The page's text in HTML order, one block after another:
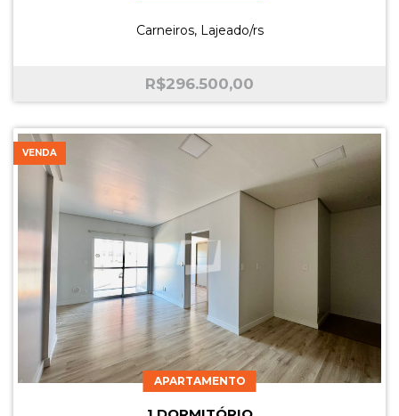
Carneiros, Lajeado/rs
R$296.500,00
VENDA
APARTAMENTO